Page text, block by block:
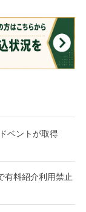
ベントが取得
料紹介利用禁止